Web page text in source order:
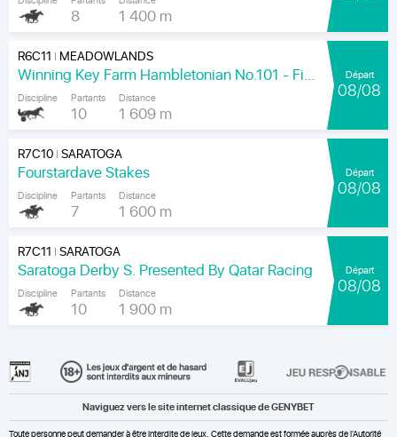
8 1 400 m
R6C11 | MEADOWLANDS
Winning Key Farm Hambletonian No.101 - Final
Discipline Partants
10
Distance
1 609 m
Départ
08/08
R7C10|SARATOGA
Fourstardave Stakes
Discipline Partants
7
Distance
1 600 m
Départ
08/08
R7C11 |SARATOGA
Saratoga Derby S. Presented By Qatar Racing
Discipline Partants
10
Distance
1 900 m
Départ
08/08
Naviguez vers le site internet classique de GENYBET